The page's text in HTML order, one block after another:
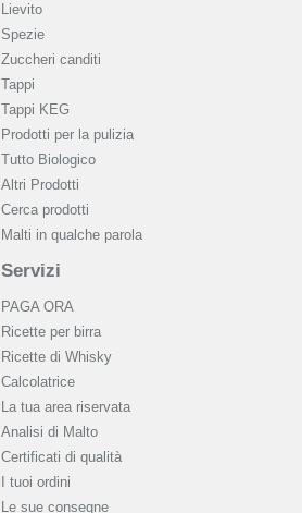
Lievito
Spezie
Zuccheri canditi
Tappi
Tappi KEG
Prodotti per la pulizia
Tutto Biologico
Altri Prodotti
Cerca prodotti
Malti in qualche parola
Servizi
PAGA ORA
Ricette per birra
Ricette di Whisky
Calcolatrice
La tua area riservata
Analisi di Malto
Сertificati di qualità
I tuoi ordini
Le sue consegne